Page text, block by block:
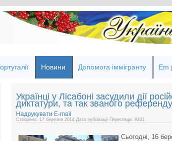
Новини Допомога іммігранту Em
Українці у Лісабоні засудили дії
диктатури, та так званого
Надрукувати E-mail
Створено: 17 березня 2014 Дата публікації Перегляди: 9241
Сьогодні, 16